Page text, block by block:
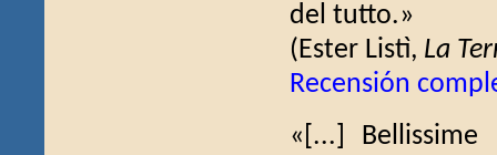
del tutto.»
(Ester Listì, La
Recensión
«[...]